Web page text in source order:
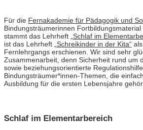
Für die Fernakademie für Pädagogik und
Bindungsträumerinnen
stammt das Lehrheft „Schlaf im
ist das Lehrheft „Schreikinder in der Kita“
Fernlehrgangs erschienen. Wir sind sehr
Zusammenarbeit, denn Sicherheit rund um
sowie beziehungsorientierte
Bindungsträumer*innen-Themen, die
Ausbildung für die ersten Lebensjahre
Schlaf im Elementarbereich